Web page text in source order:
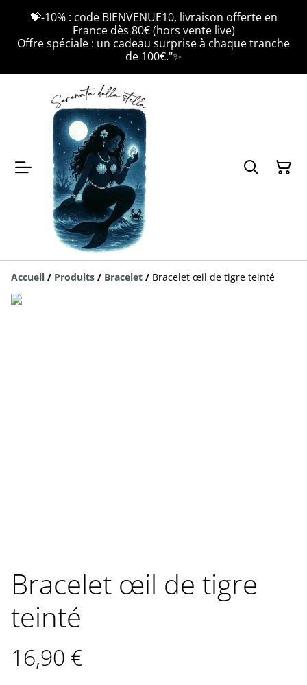
💝-10% : code BIENVENUE10, livraison offerte en
France dès 80€ (hors vente live)
Offre spéciale : un cadeau surprise à chaque tranche
de 100€."✨
Accueil / Produits / Bracelet / Bracelet œil de tigre teinté
Bracelet œil de tigre
teinté
16,90 €